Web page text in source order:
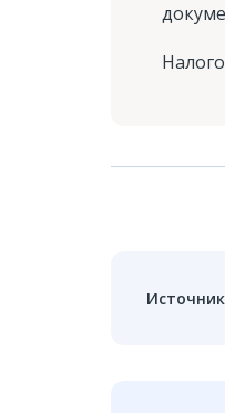
Источник